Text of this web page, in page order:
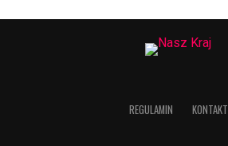
REGULAMIN KONTAKT